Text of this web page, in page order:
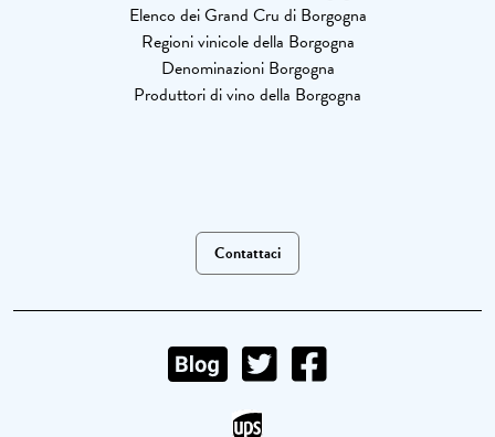
Elenco dei Grand Cru di Borgogna
Regioni vinicole della Borgogna
Denominazioni Borgogna
Produttori di vino della Borgogna
Contattaci